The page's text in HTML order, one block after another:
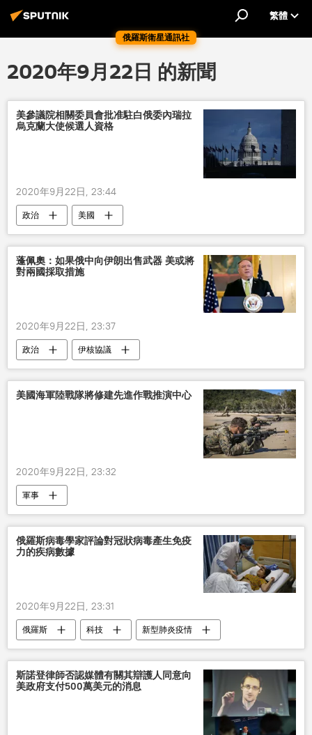
俄羅斯衛星通訊社
繁體
2020年9月22日 的新聞
美參議院相關委員會批准駐白俄委內瑞拉
烏克蘭大使候選人資格
2020年9月22日, 23:44
政治 美國
蓬佩奧：如果俄中向伊朗出售武器 美或將
對兩國採取措施
2020年9月22日, 23:37
政治 伊核協議
美國海軍陸戰隊將修建先進作戰推演中心
2020年9月22日, 23:32
軍事
俄羅斯病毒學家評論對冠狀病毒產生免疫
力的疾病數據
2020年9月22日, 23:31
俄羅斯 科技
新型肺炎疫情
病毒學家
冠狀病毒 評論
斯諾登律師否認媒體有關其辯護人同意向
美政府支付500萬美元的消息